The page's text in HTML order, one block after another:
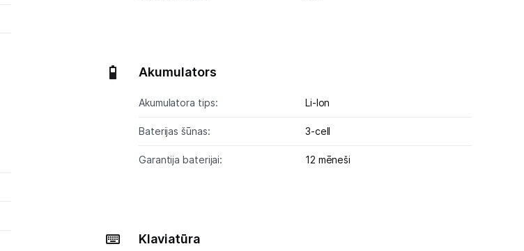
Akumulators
Akumulatora tips: Li-lon
Baterijas šūnas: 3-cell
Garantija baterijai: 12 mēneši
Klaviatūra